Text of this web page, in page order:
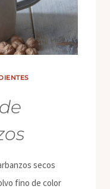
secos
fino de color